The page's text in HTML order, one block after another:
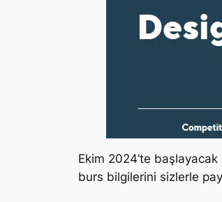
Ekim 2024’te
burs bilgilerini sizlerle